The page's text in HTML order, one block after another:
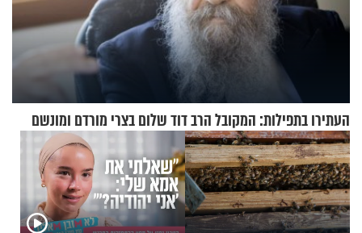
העתירו בתפילות: המקובל הרב דוד שלום בצרי מורדם ומונשם